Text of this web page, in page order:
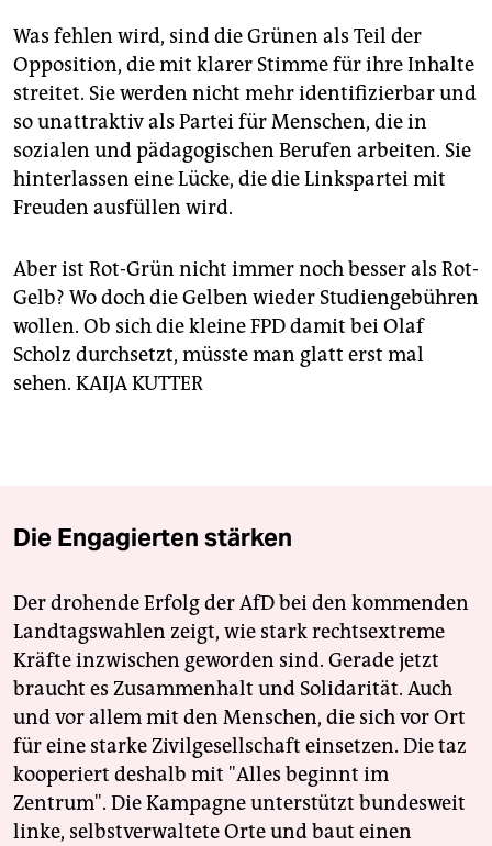
Was fehlen wird, sind die Grünen als Teil der
Opposition, die mit klarer Stimme für ihre Inhalte
streitet. Sie werden nicht mehr identifizierbar und
so unattraktiv als Partei für Menschen, die in
sozialen und pädagogischen Berufen arbeiten. Sie
hinterlassen eine Lücke, die die Linkspartei mit
Freuden ausfüllen wird.
Aber ist Rot-Grün nicht immer noch besser als Rot-
Gelb? Wo doch die Gelben wieder Studiengebühren
wollen. Ob sich die kleine FPD damit bei Olaf
Scholz durchsetzt, müsste man glatt erst mal
sehen. KAIJA KUTTER
Die Engagierten stärken
Der drohende Erfolg der AfD bei den kommenden
Landtagswahlen zeigt, wie stark rechtsextreme
Kräfte inzwischen geworden sind. Gerade jetzt
braucht es Zusammenhalt und Solidarität. Auch
und vor allem mit den Menschen, die sich vor Ort
für eine starke Zivilgesellschaft einsetzen. Die taz
kooperiert deshalb mit "Alles beginnt im
Zentrum". Die Kampagne unterstützt bundesweit
linke, selbstverwaltete Orte und baut einen